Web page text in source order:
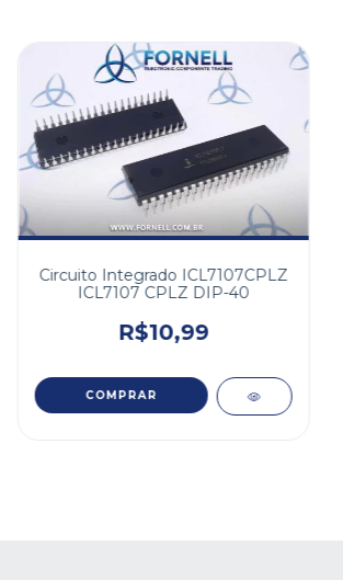
Circuito Integrado ICL7107CPLZ
ICL7107 CPLZ DIP-40
R$10,99